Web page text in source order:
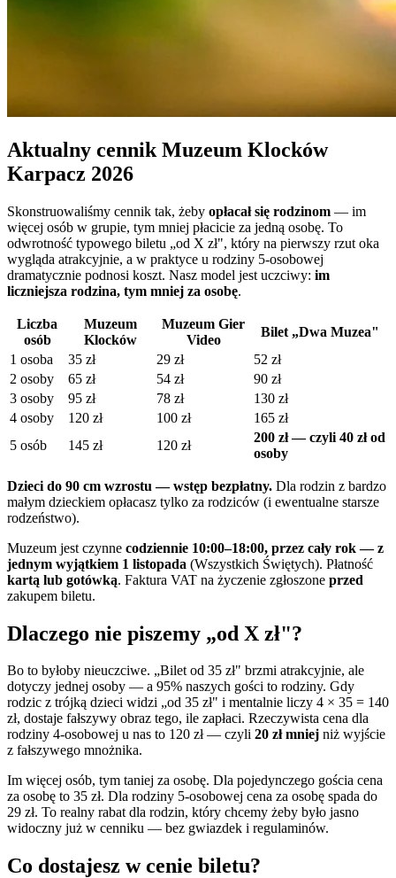
Aktualny cennik Muzeum Klocków
Karpacz 2026
Skonstruowaliśmy cennik tak, żeby opłacał się rodzinom — im
więcej osób w grupie, tym mniej płacicie za jedną osobę. To
odwrotność typowego biletu „od X zł", który na pierwszy rzut oka
wygląda atrakcyjnie, a w praktyce u rodziny 5-osobowej
dramatycznie podnosi koszt. Nasz model jest uczciwy: im
liczniejsza rodzina, tym mniej za osobę.
Liczba
osób
Muzeum
Klocków
Muzeum Gier
Video
Bilet „Dwa Muzea"
1 osoba
35 zł 29 zł
52 zł
2 osoby
65 zł 54 zł
90 zł
3 osoby
95 zł 78 zł
130 zł
4 osoby
120 zł 100 zł
165 zł
5 osób
145 zł 120 zł
200 zł — czyli 40 zł od
osoby
Dzieci do 90 cm wzrostu — wstęp bezpłatny. Dla rodzin z bardzo
małym dzieckiem opłacasz tylko za rodziców (i ewentualne starsze
rodzeństwo).
Muzeum jest czynne codziennie 10:00–18:00, przez cały rok — z
jednym wyjątkiem 1 listopada (Wszystkich Świętych). Płatność
kartą lub gotówką. Faktura VAT na życzenie zgłoszone przed
zakupem biletu.
Dlaczego nie piszemy „od X zł"?
Bo to byłoby nieuczciwe. „Bilet od 35 zł" brzmi atrakcyjnie, ale
dotyczy jednej osoby — a 95% naszych gości to rodziny. Gdy
rodzic z trójką dzieci widzi „od 35 zł" i mentalnie liczy 4 × 35 = 140
zł, dostaje fałszywy obraz tego, ile zapłaci. Rzeczywista cena dla
rodziny 4-osobowej u nas to 120 zł — czyli 20 zł mniej niż wyjście
z fałszywego mnożnika.
Im więcej osób, tym taniej za osobę. Dla pojedynczego gościa cena
za osobę to 35 zł. Dla rodziny 5-osobowej cena za osobę spada do
29 zł. To realny rabat dla rodzin, który chcemy żeby było jasno
widoczny już w cenniku — bez gwiazdek i regulaminów.
Co dostajesz w cenie biletu?